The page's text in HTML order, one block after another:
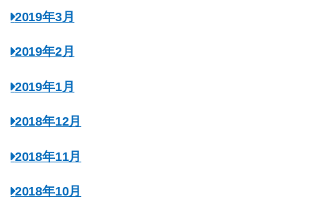
2019年3月
2019年2月
2019年1月
2018年12月
2018年11月
2018年10月